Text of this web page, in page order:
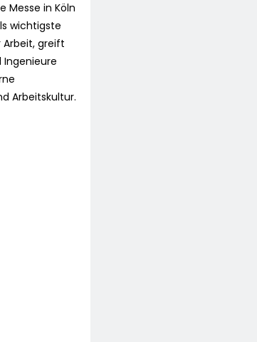
Messe in Köln
wichtigste
Arbeit, greift
Arbeitskultur.